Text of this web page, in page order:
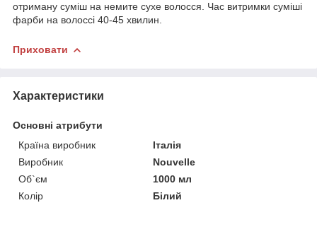
отриману суміш на немите сухе волосся. Час витримки суміші
фарби на волоссі 40-45 хвилин.
Приховати
Характеристики
Основні атрибути
Країна виробник
Італія
Виробник
Nouvelle
Об`єм
1000 мл
Колір
Білий